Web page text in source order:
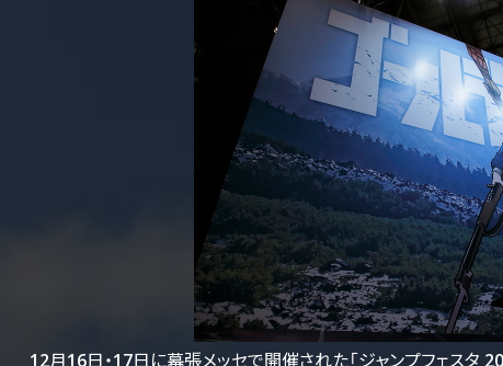
12月16日・17日に幕張メッセで開催された「ジャンプフェスタ